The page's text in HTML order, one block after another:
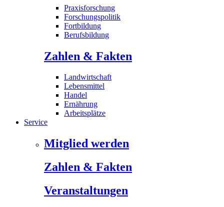
Praxisforschung
Forschungspolitik
Fortbildung
Berufsbildung
Zahlen & Fakten
Landwirtschaft
Lebensmittel
Handel
Ernährung
Arbeitsplätze
Service
Mitglied werden
Zahlen & Fakten
Veranstaltungen